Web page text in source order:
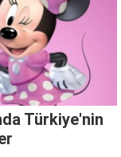
Türkiye'nin